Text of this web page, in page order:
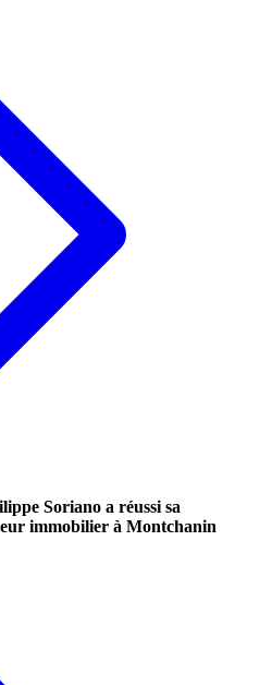
Soriano a réussi sa
immobilier à Montchanin